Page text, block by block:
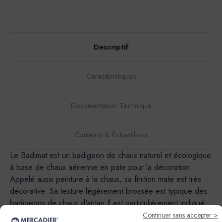
Descriptif
Caractéristiques
Documentation Technique
Couleurs & Échantillons
Le Badimat est un badigeon de chaux naturel et écologique
à base de chaux aérienne en pate pour la décoration.
Appelé aussi peinture à la chaux, sa finition mate est très
décorative. Sa texture légèrement brossée est typique des
badigeons de chaux d'antan.Il est particuliérement indiqué
pour les batiments historiques et d'interet artistique, dans
Continuer sans accepter >